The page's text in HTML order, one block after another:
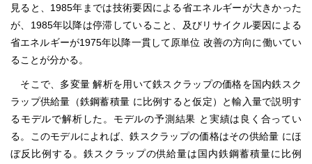
見ると、1985年までは技術要因による省エネルギーが大きかった
が、1985年以降は停滞していること、及びリサイクル要因による
省エネルギーが1975年以降一貫して原単位 改善の方向に働いてい
ることが分かる。
そこで、多変量 解析を用いて鉄スクラップの価格を国内鉄スク
ラップ供給量（鉄鋼蓄積量 に比例すると仮定）と輸入量で説明す
るモデルで解析した。モデルの予測結果 と実績は良く合ってい
る。このモデルによれば、鉄スクラップの価格はその供給量 にほ
ぼ反比例する。鉄スクラップの供給量は国内鉄鋼蓄積量に比例